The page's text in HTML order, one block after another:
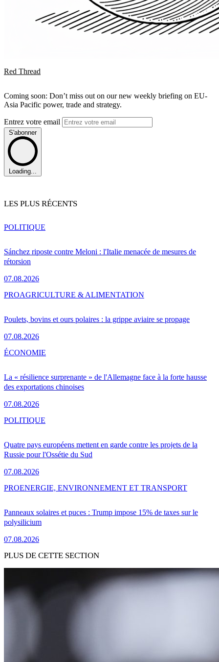
Red Thread
Coming soon: Don’t miss out on our new weekly briefing on EU-
Asia Pacific power, trade and strategy.
Entrez votre email
S'abonner
Loading...
LES PLUS RÉCENTS
Sánchez riposte contre Meloni : l'Italie menacée de mesures de
rétorsion
07.08.2026
POLITIQUE
Poulets, bovins et ours polaires : la grippe aviaire se propage
07.08.2026
PROAGRICULTURE & ALIMENTATION
La « résilience surprenante » de l'Allemagne face à la forte hausse
des exportations chinoises
07.08.2026
ÉCONOMIE
Quatre pays européens mettent en garde contre les projets de la
Russie pour l'Ossétie du Sud
07.08.2026
POLITIQUE
Panneaux solaires et puces : Trump impose 15% de taxes sur le
polysilicium
07.08.2026
PROENERGIE, ENVIRONNEMENT ET TRANSPORT
PLUS DE CETTE SECTION